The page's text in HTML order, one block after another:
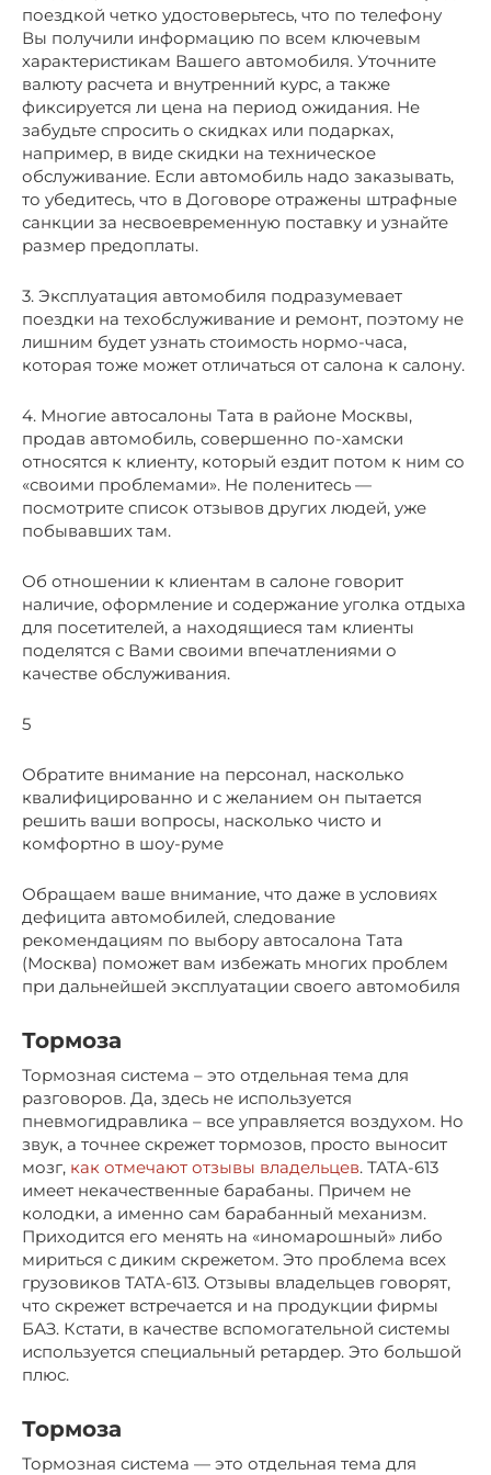
поездкой четко удостоверьтесь, что по телефону
Вы получили информацию по всем ключевым
характеристикам Вашего автомобиля. Уточните
валюту расчета и внутренний курс, а также
фиксируется ли цена на период ожидания. Не
забудьте спросить о скидках или подарках,
например, в виде скидки на техническое
обслуживание. Если автомобиль надо заказывать,
то убедитесь, что в Договоре отражены штрафные
санкции за несвоевременную поставку и узнайте
размер предоплаты.
3. Эксплуатация автомобиля подразумевает
поездки на техобслуживание и ремонт, поэтому не
лишним будет узнать стоимость нормо-часа,
которая тоже может отличаться от салона к салону.
4. Многие автосалоны Тата в районе Москвы,
продав автомобиль, совершенно по-хамски
относятся к клиенту, который ездит потом к ним со
«своими проблемами». Не поленитесь —
посмотрите список отзывов других людей, уже
побывавших там.
Об отношении к клиентам в салоне говорит
наличие, оформление и содержание уголка отдыха
для посетителей, а находящиеся там клиенты
поделятся с Вами своими впечатлениями о
качестве обслуживания.
5
Обратите внимание на персонал, насколько
квалифицированно и с желанием он пытается
решить ваши вопросы, насколько чисто и
комфортно в шоу-руме
Обращаем ваше внимание, что даже в условиях
дефицита автомобилей, следование
рекомендациям по выбору автосалона Тата
(Москва) поможет вам избежать многих проблем
при дальнейшей эксплуатации своего автомобиля
Тормоза
Тормозная система – это отдельная тема для
разговоров. Да, здесь не используется
пневмогидравлика – все управляется воздухом. Но
звук, а точнее скрежет тормозов, просто выносит
мозг, как отмечают отзывы владельцев. ТАТА-613
имеет некачественные барабаны. Причем не
колодки, а именно сам барабанный механизм.
Приходится его менять на «иномарошный» либо
мириться с диким скрежетом. Это проблема всех
грузовиков ТАТА-613. Отзывы владельцев говорят,
что скрежет встречается и на продукции фирмы
БАЗ. Кстати, в качестве вспомогательной системы
используется специальный ретардер. Это большой
плюс.
Тормоза
Тормозная система — это отдельная тема для